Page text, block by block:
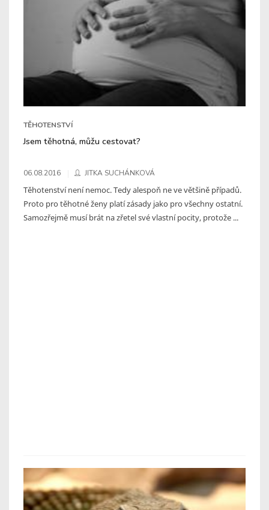
TĚHOTENSTVÍ
Jsem těhotná, můžu cestovat?
06.08.2016 JITKA SUCHÁNKOVÁ
Těhotenství není nemoc. Tedy alespoň ne ve většině případů.
Proto pro těhotné ženy platí zásady jako pro všechny ostatní.
Samozřejmě musí brát na zřetel své vlastní pocity, protože ...